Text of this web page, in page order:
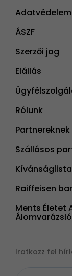
ÁSZF
Szerzői jog
Elállás
Rólunk
Partnereknek
Szállásos
Kívánságlista
Raiffeisen
Ments Életet
Álomvarázsló
Iratkozz fel